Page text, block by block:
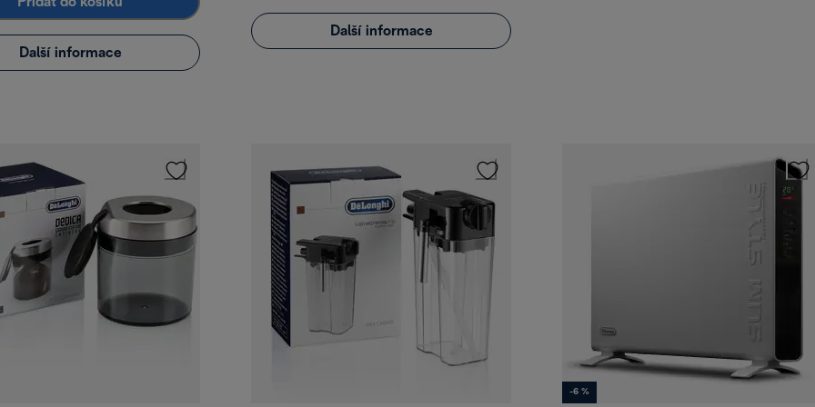
Další informace
Další informace
-6 %